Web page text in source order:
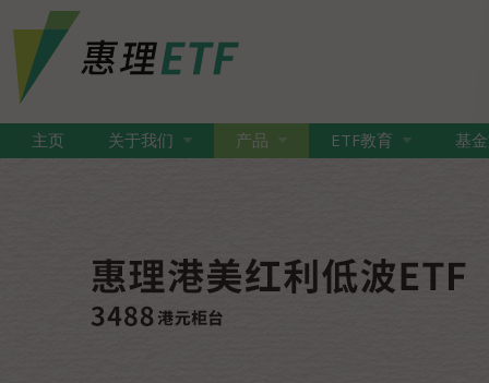
主页 关于我们 产品 ETF教育 基